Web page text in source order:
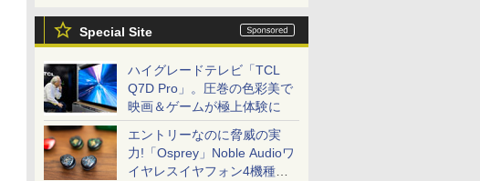
Special Site
ハイグレードテレビ「TCL
Q7D Pro」。圧巻の色彩美で
映画＆ゲームが極上体験に
エントリーなのに脅威の実
力!「Osprey」Noble Audioワ
イヤレスイヤフォン4機種を